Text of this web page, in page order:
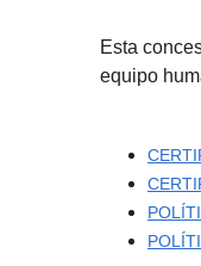
Esta
equipo